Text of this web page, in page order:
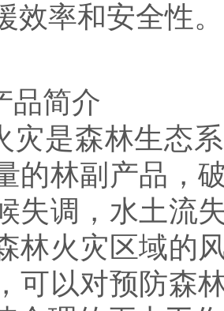
效率和安全性。
品简介
灾是森林生态
的林副产品，
失调，水土流
林火灾区域的
可以对预防森